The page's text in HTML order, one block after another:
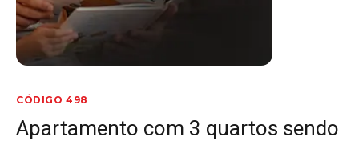
CÓDIGO 498
Apartamento com 3 quartos sendo